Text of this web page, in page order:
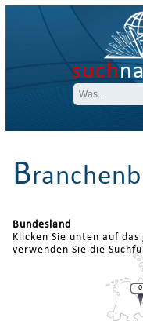
such
B
Bundesland
Klicken Sie unten auf
verwenden Sie die
0